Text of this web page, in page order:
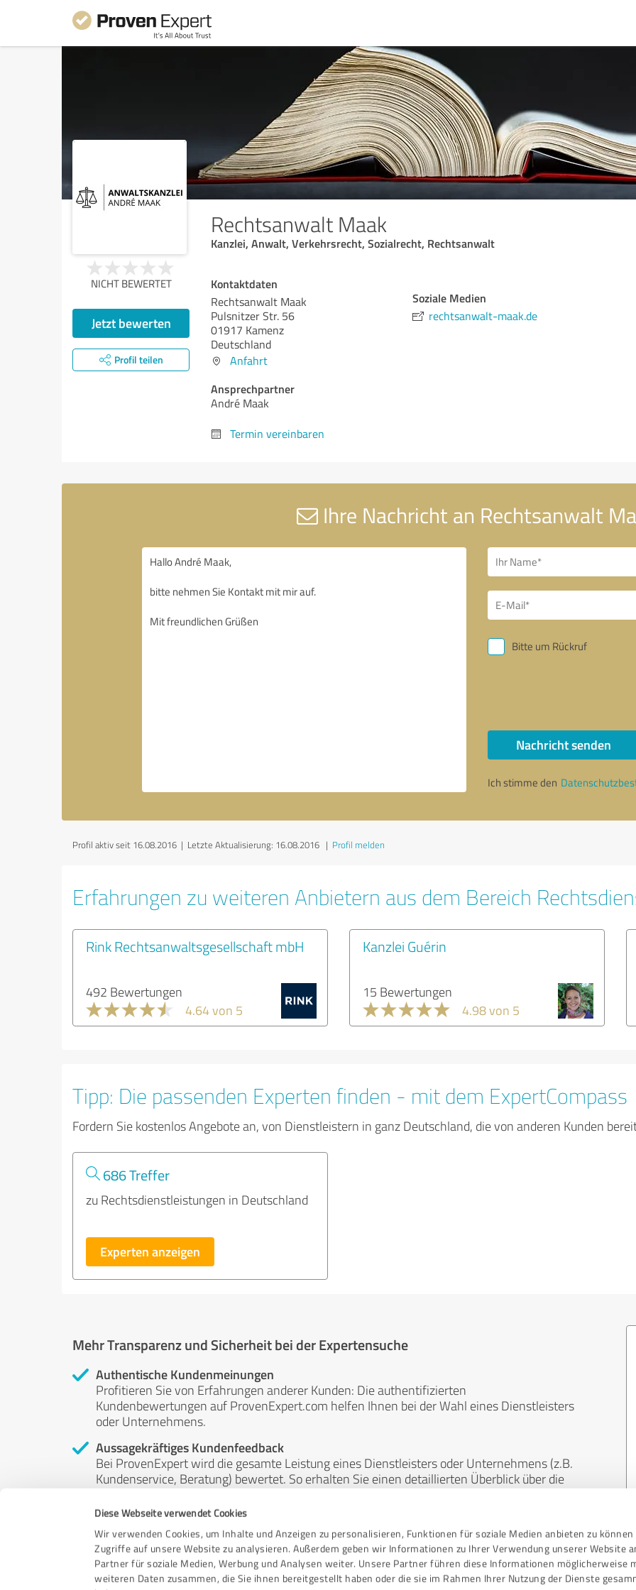
Diese Webseite verwendet Cookies
Wir verwenden Cookies, um Inhalte und Anzeigen zu personalisieren, Funktionen für soziale Medien anbieten zu können
Zugriffe auf unsere Website zu analysieren. Außerdem geben wir Informationen zu Ihrer Verwendung unserer Website
Partner für soziale Medien, Werbung und Analysen weiter. Unsere Partner führen diese Informationen möglicherweise
weiteren Daten zusammen, die Sie ihnen bereitgestellt haben oder die sie im Rahmen Ihrer Nutzung der Dienste
Rechtsanwalt Maak
Kanzlei, Anwalt, Verkehrsrecht, Sozialrecht, Rechtsanwalt
NICHT BEWERTET
Jetzt bewerten
Profil teilen
Kontaktdaten
Rechtsanwalt Maak
Pulsnitzer Str. 56
01917 Kamenz
Deutschland
Anfahrt
Ansprechpartner
André Maak
Termin vereinbaren
Soziale Medien
rechtsanwalt-maak.de
Ihre Nachricht an Rechtsanwalt
Bitte um Rückruf
Nachricht senden
Ich stimme den
Profil aktiv seit 16.08.2016 | Letzte Aktualisierung: 16.08.2016 | Profil melden
Erfahrungen zu weiteren Anbietern aus dem Bereich
Rink Rechtsanwaltsgesellschaft mbH
492 Bewertungen
4.64 von 5
Kanzlei Guérin
15 Bewertungen
4.98 von 5
Tipp: Die passenden Experten finden - mit dem ExpertCompass
Fordern Sie kostenlos Angebote an, von Dienstleistern in ganz Deutschland, die von anderen Kunden
686 Treffer
zu Rechtsdienstleistungen in Deutschland
Experten anzeigen
Mehr Transparenz und Sicherheit bei der Expertensuche
Authentische Kundenmeinungen
Profitieren Sie von Erfahrungen anderer Kunden: Die authentifizierten
Kundenbewertungen auf ProvenExpert.com helfen Ihnen bei der Wahl eines Dienstleisters
oder Unternehmens.
Aussagekräftiges Kundenfeedback
Bei ProvenExpert wird die gesamte Leistung eines Dienstleisters oder Unternehmens (z.B.
Kundenservice, Beratung) bewertet. So erhalten Sie einen detaillierten Überblick über die
Unabhängige Bewertungen
ProvenExpert ist grundsätzlich kostenlos, unabhängig und neutral. Bewertungen von
Kunden erfolgen freiwillig, können nicht gekauft werden und sind weder finanziell noch
anderweitig beeinflussbar.